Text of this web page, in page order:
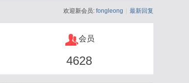
欢迎新会员: fongleong 最新回复
会员
4628